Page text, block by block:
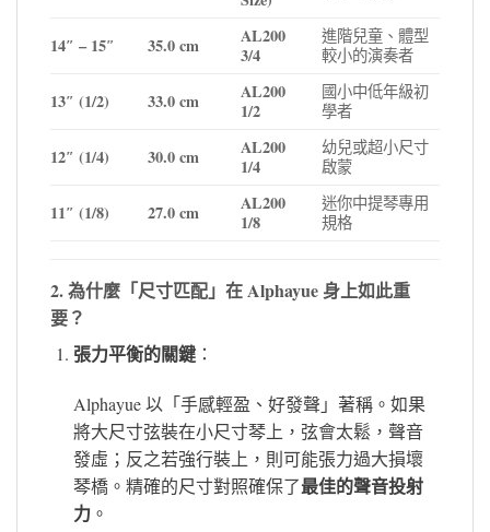
14″ – 15″ 35.0 cm
AL200
3/4
進階兒童、體型
較小的演奏者
13″ (1/2) 33.0 cm
AL200
1/2
國小中低年級初
學者
12″ (1/4) 30.0 cm
AL200
1/4
幼兒或超小尺寸
啟蒙
11″ (1/8) 27.0 cm
AL200
1/8
迷你中提琴專用
規格
2. 為什麼「尺寸匹配」在 Alphayue 身上如此重
要？
張力平衡的關鍵：
Alphayue 以「手感輕盈、好發聲」著稱。如果
將大尺寸弦裝在小尺寸琴上，弦會太鬆，聲音
發虛；反之若強行裝上，則可能張力過大損壞
琴橋。精確的尺寸對照確保了最佳的聲音投射
力。